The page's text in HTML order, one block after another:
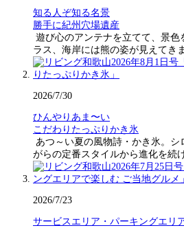
知る人ぞ知る名景
勝手に紀州穴場遺産
遊び心のアンテナを立てて、景色
ラス、海岸には熊の姿が見えてき
2026/7/30
ひんやりあま〜い
こだわりたっぷりかき氷
あつ～い夏の風物詩・かき氷。シ
がらの定番スタイルから進化を続
2026/7/23
サービスエリア・パーキングエリ